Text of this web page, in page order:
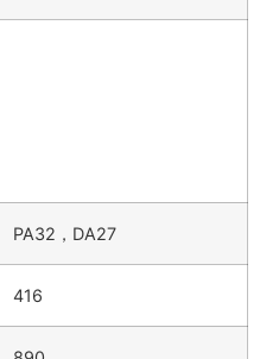
PA32，DA27
416